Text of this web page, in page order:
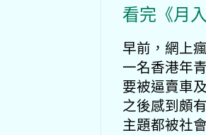
看完《月
早前，網上
一名香港年
要被逼賣車
之後感到頗
主題都被社